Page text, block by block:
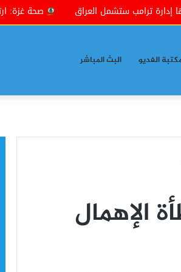
العراق صحة غزة: ارتفاع حصيلة ضحايا حرب
الفديو البث المباشر
الإهمال